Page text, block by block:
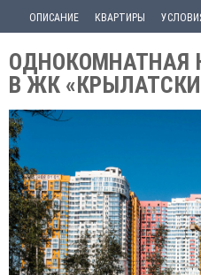
ОПИСАНИЕ КВАРТИРЫ
ОДНОКОМНАТНАЯ
В ЖК